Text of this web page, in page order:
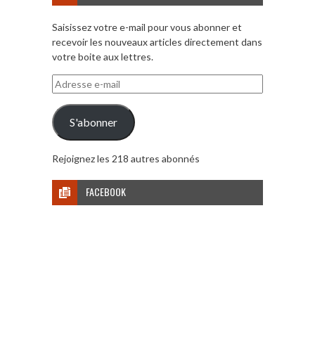
Saisissez votre e-mail pour vous abonner et
recevoir les nouveaux articles directement dans
votre boite aux lettres.
Adresse
e-
mail
S'abonner
Rejoignez les 218 autres abonnés
FACEBOOK